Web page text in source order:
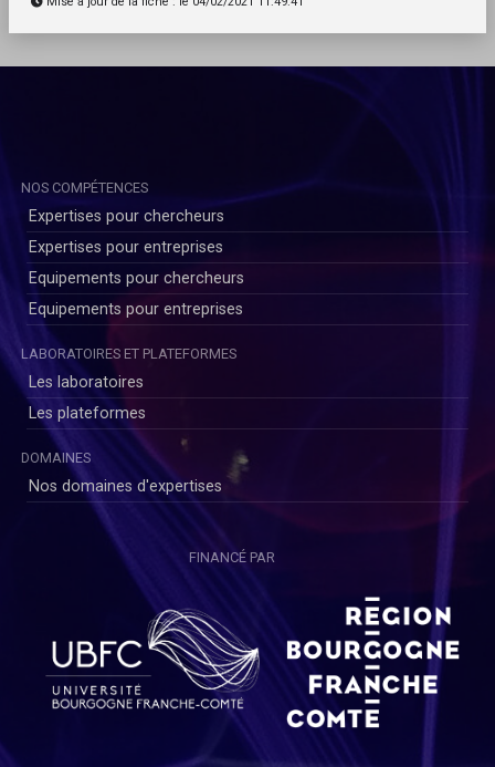
NOS COMPÉTENCES
Expertises pour chercheurs
Expertises pour entreprises
Equipements pour chercheurs
Equipements pour entreprises
LABORATOIRES ET PLATEFORMES
Les laboratoires
Les plateformes
DOMAINES
Nos domaines d'expertises
FINANCÉ PAR